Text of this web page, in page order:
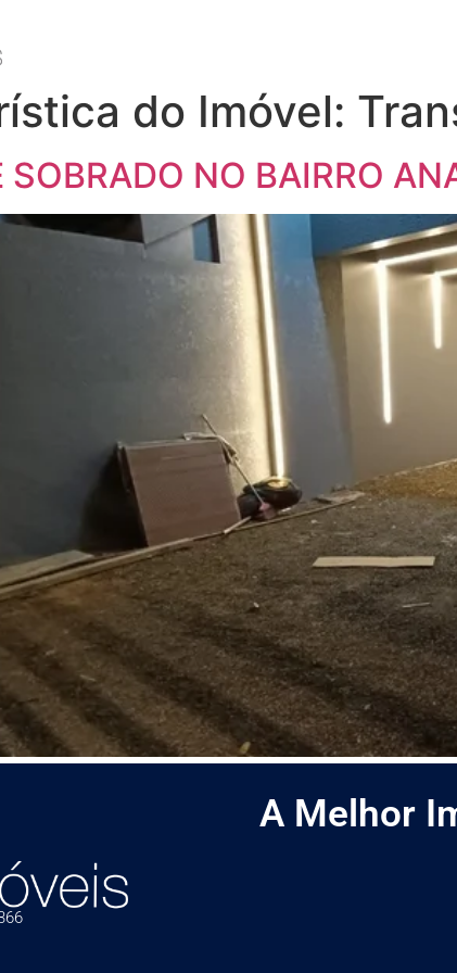
do Imóvel:
SOBRADO NO BAIRRO
A Melhor